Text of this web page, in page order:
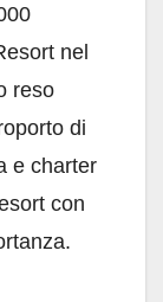
nel
reso
di
e charter
con